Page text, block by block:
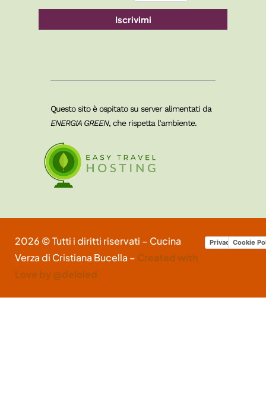
Iscrivimi
Questo sito è ospitato su server alimentati da
ENERGIA GREEN, che rispetta l’ambiente.
2026 © Tutti i diritti riservati – Cucina
Verza di Cristiana Bucella – Created with
Love by @deloled
Privacy Policy
Cookie